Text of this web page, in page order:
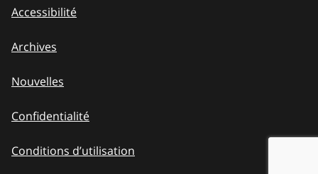
Accessibilité
Archives
Nouvelles
Confidentialité
Conditions d’utilisation